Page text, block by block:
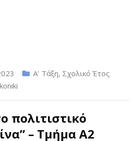
Α' Τάξη, Σχολικό Έτος
πολιτιστικό
– Τμήμα Α2